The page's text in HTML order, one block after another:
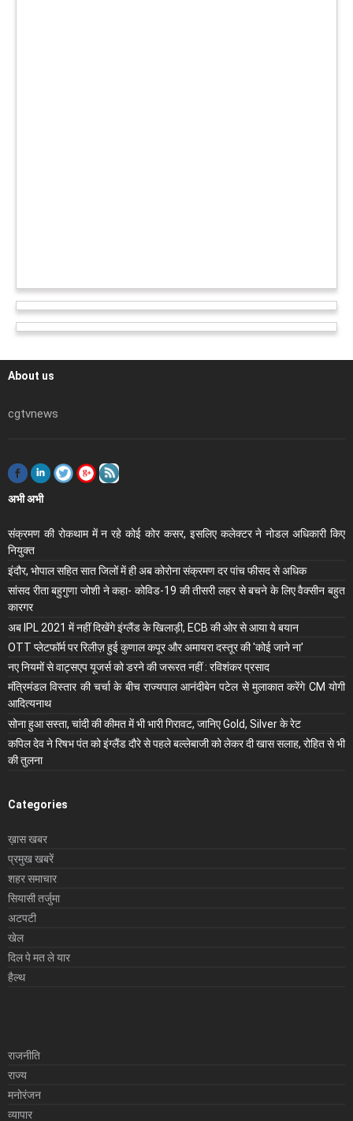
About us
cgtvnews
अभी अभी
संक्रमण की रोकथाम में न रहे कोई कोर कसर, इसलिए कलेक्‍टर ने नोडल अधिकारी किए
नियुक्‍त
इंदौर, भोपाल सहित सात जिलों में ही अब कोरोना संक्रमण दर पांच फीसद से अधिक
सांसद रीता बहुगुणा जोशी ने कहा- कोविड-19 की तीसरी लहर से बचने के लिए वैक्सीन बहुत
कारगर
अब IPL 2021 में नहीं दिखेंगे इंग्लैंड के खिलाड़ी, ECB की ओर से आया ये बयान
OTT प्लेटफॉर्म पर रिलीज़ हुई कुणाल कपूर और अमायरा दस्तूर की 'कोई जाने ना'
नए नियमों से वाट्सएप यूजर्स को डरने की जरूरत नहीं : रविशंकर प्रसाद
मंंत्रिमंडल विस्तार की चर्चा के बीच राज्यपाल आनंदीबेन पटेल से मुलाकात करेंगे CM योगी
आदित्यनाथ
सोना हुआ सस्ता, चांदी की कीमत में भी भारी गिरावट, जानिए Gold, Silver के रेट
कपिल देव ने रिषभ पंत को इंग्लैंड दौरे से पहले बल्लेबाजी को लेकर दी खास सलाह, रोहित से भी
की तुलना
Categories
ख़ास खबर
प्रमुख खबरें
शहर समाचार
सियासी तर्जुमा
अटपटी
खेल
दिल पे मत ले यार
हैल्थ
राजनीति
राज्य
मनोरंजन
व्यापार